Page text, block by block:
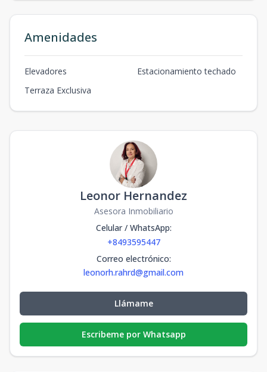
Amenidades
Elevadores
Estacionamiento techado
Terraza Exclusiva
Leonor Hernandez
Asesora Inmobiliario
Celular / WhatsApp:
+8493595447
Correo electrónico:
leonorh.rahrd@gmail.com
Llámame
Escribeme por Whatsapp